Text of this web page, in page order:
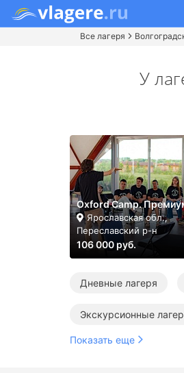
Все лагеря
У
Oxford Camp.
Ярославская обл.,
Переславский р-н
106 000 руб.
Дневные лагеря
Экскурсионные
Показать еще